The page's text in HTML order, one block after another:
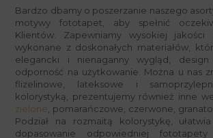
Bardzo dbamy o poszerzanie naszego
motywy fototapet, aby spełnić
Klientów. Zapewniamy wysokiej jakości
wykonane z doskonałych materiałów,
elegancki i nienaganny wygląd,
odporność na użytkowanie. Można u nas
flizelinowe, lateksowe i
kolorystyką, prezentujemy również inne
zielone, pomarańczowe, czerwone,
Podział na rozmaitą kolorystykę,
dopasowanie odpowiedniej